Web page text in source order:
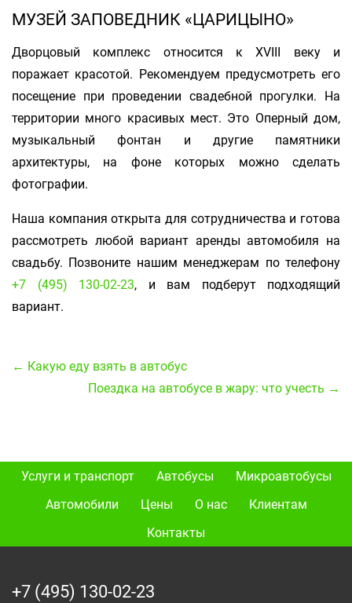
МУЗЕЙ ЗАПОВЕДНИК «ЦАРИЦЫНО»
Дворцовый комплекс относится к XVIII веку и
поражает красотой. Рекомендуем предусмотреть его
посещение при проведении свадебной прогулки. На
территории много красивых мест. Это Оперный дом,
музыкальный фонтан и другие памятники
архитектуры, на фоне которых можно сделать
фотографии.
Наша компания открыта для сотрудничества и готова
рассмотреть любой вариант аренды автомобиля на
свадьбу. Позвоните нашим менеджерам по телефону
+7 (495) 130-02-23, и вам подберут подходящий
вариант.
← Какую еду взять в автобус
Поездка на автобусе в жару: что учесть →
Услуги и транспорт Автобусы
Микроавтобусы
Автомобили
Цены О нас
Клиентам
Контакты
+7 (495) 130-02-23